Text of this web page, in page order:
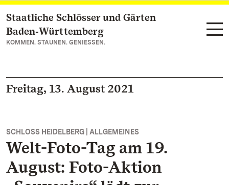
Zum Hauptinhalt springen
Staatliche Schlösser und Gärten
Baden‑Württemberg
KOMMEN. STAUNEN. GENIESSEN.
Freitag, 13. August 2021
SCHLOSS HEIDELBERG | ALLGEMEINES
Welt-Foto-Tag am 19.
August: Foto-Aktion